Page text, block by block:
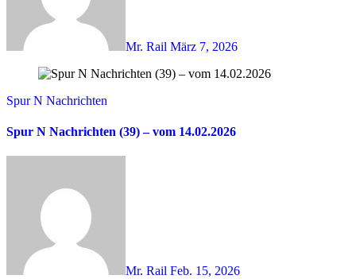
Mr. Rail März 7, 2026
Spur N Nachrichten
Spur N Nachrichten (39) – vom 14.02.2026
Mr. Rail Feb. 15, 2026